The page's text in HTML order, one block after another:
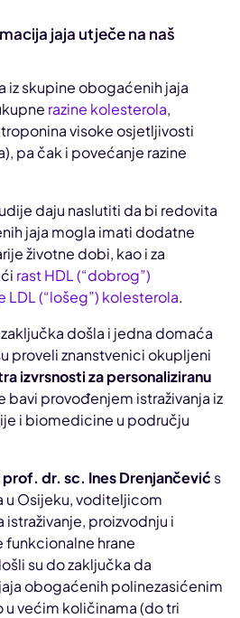
jaja utječe na naš
iz skupine obogaćenih jaja
razine kolesterola,
visoke osjetljivosti
pa čak i povećanje razine
daju naslutiti da bi redovita
jaja mogla imati dodatne
životne dobi, kao i za
rast HDL (“dobrog”)
LDL (“lošeg”) kolesterola.
došla i jedna domaća
proveli znanstvenici okupljeni
izvrsnosti za personaliziranu
bavi provođenjem istraživanja iz
i biomedicine u području
prof. dr. sc. Ines Drenjančević s
Osijeku, voditeljicom
proizvodnju i
hrane
su do zaključka da
obogaćenih polinezasićenim
u većim količinama (do tri